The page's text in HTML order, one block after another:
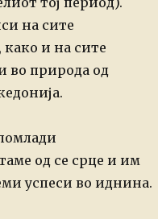
на сите
и на сите
во природа од
од се срце и им
успеси во иднина.